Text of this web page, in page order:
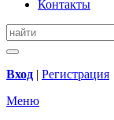
Контакты
Вход | Регистрация
Меню